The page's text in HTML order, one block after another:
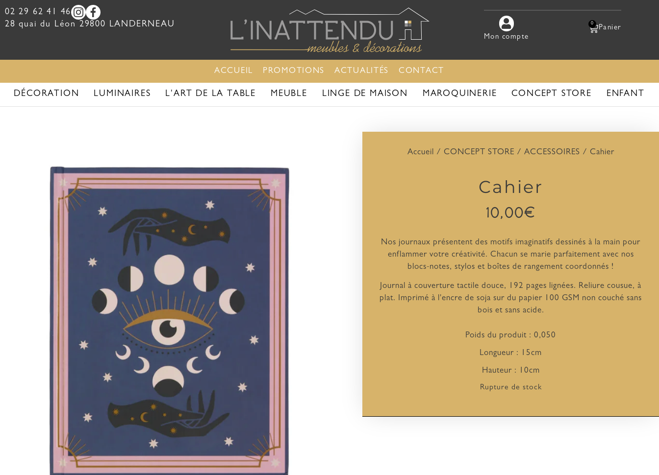
02 29 62 41 46
28 quai du Léon
29800 LANDERNEAU
Mon compte
0
ACCUEIL PROMOTIONS ACTUALITÉS CONTACT
DÉCORATION LUMINAIRES L'ART DE LA TABLE MEUBLE LINGE DE MAISON MAROQUINERIE CONCEPT STORE ENFANT
Accueil / CONCEPT STORE / ACCESSOIRES / Cahier
Cahier
10,00€
Nos journaux présentent des motifs imaginatifs dessinés à la main pour
enflammer votre créativité. Chacun se marie parfaitement avec nos
blocs-notes, stylos et boîtes de rangement coordonnés !
Journal à couverture tactile douce, 192 pages lignées. Reliure cousue, à
plat. Imprimé à l'encre de soja sur du papier 100 GSM non couché sans
bois et sans acide.
Poids du produit : 0,050
Longueur : 15cm
Hauteur : 10cm
Rupture de stock